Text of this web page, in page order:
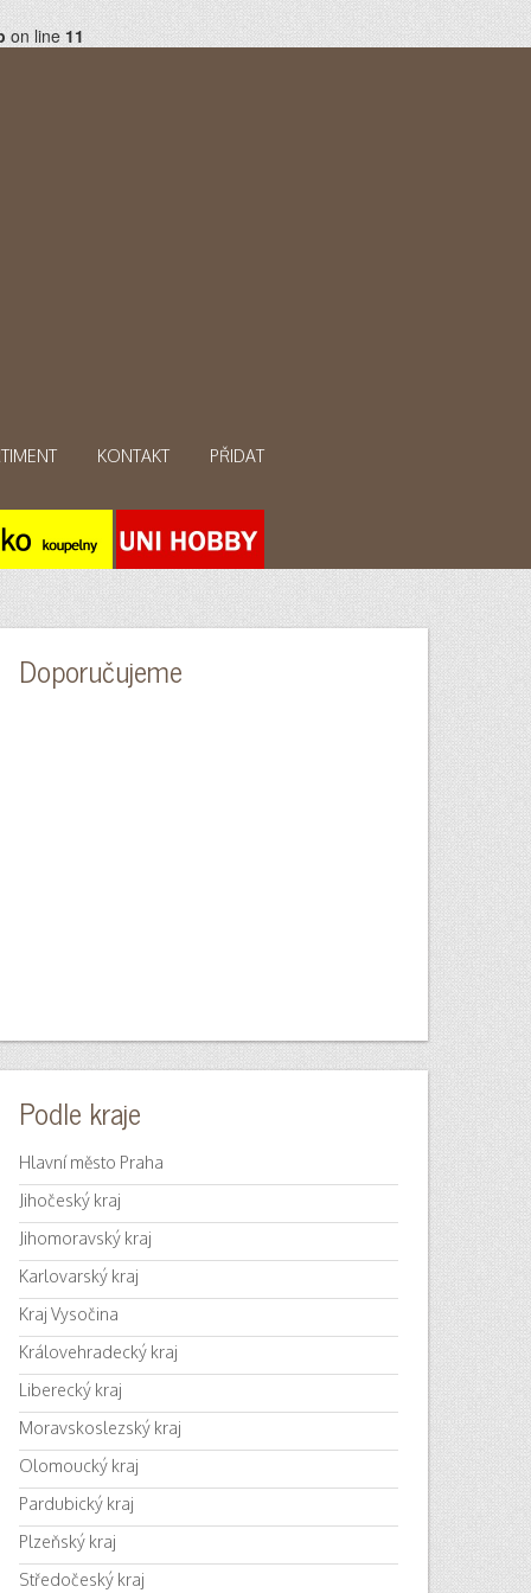
on line 11
KONTAKT PŘIDAT
Doporučujeme
Podle kraje
Hlavní město Praha
Jihočeský kraj
Jihomoravský kraj
Karlovarský kraj
Kraj Vysočina
Královehradecký kraj
Liberecký kraj
Moravskoslezský kraj
Olomoucký kraj
Pardubický kraj
Plzeňský kraj
Středočeský kraj